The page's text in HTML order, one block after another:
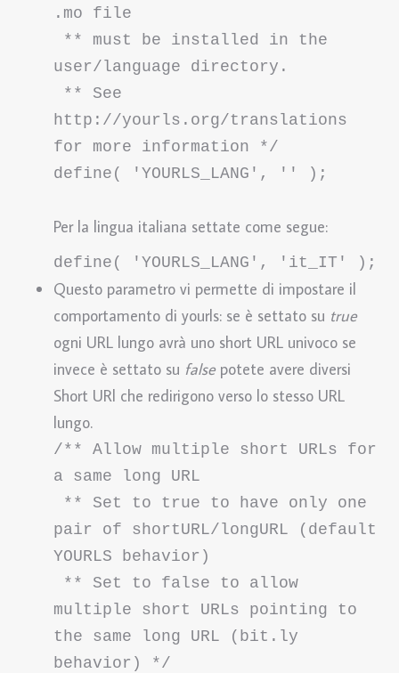
.mo file
user/language directory.
http://yourls.org/translations
for more information */
define( 'YOURLS_LANG', '' );
Per la lingua italiana settate come segue:
define( 'YOURLS_LANG', 'it_IT' );
Questo parametro vi permette di impostare il
comportamento di yourls: se è settato su true
ogni URL lungo avrà uno short URL univoco se
invece è settato su false potete avere diversi
Short URl che redirigono verso lo stesso URL
lungo.
/** Allow multiple short URLs for
a same long URL
pair of shortURL/longURL (default
YOURLS behavior)
multiple short URLs pointing to
the same long URL (bit.ly
behavior) */